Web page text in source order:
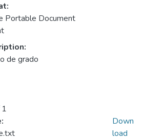
Portable Document
de grado
Down
load